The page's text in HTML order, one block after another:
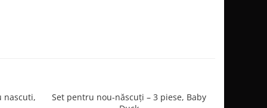
nascuti,
Set pentru nou-născuți – 3 piese, Baby